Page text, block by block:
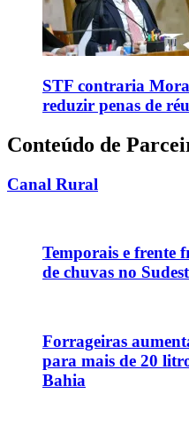
STF contraria
reduzir penas de
Conteúdo de
Canal Rural
Temporais e frente
de chuvas no
Forrageiras
para mais de 20
Bahia